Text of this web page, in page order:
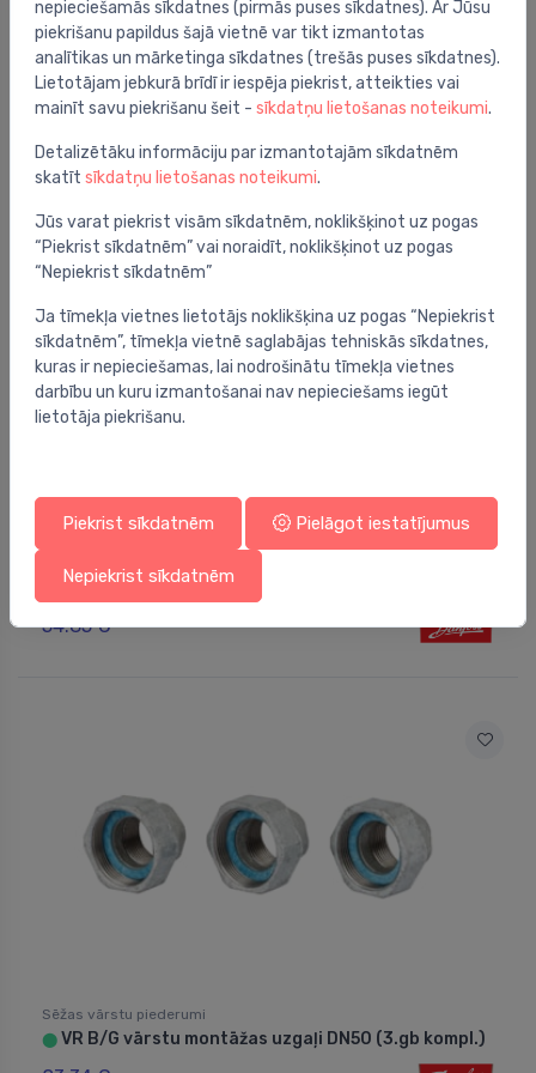
Sēžas vārstu piederumi
VB2 vārsta blīvslēgs, DN15-50
Adapteris VRG (jaunais)
54.85 €
Sēžas vārstu piederumi
⬤ VR B/G vārstu montāžas uzgaļi DN50 (3.gb kompl.)
nepieciešamās sīkdatnes (pirmās puses sīkdatnes). Ar Jūsu
piekrišanu papildus šajā vietnē var tikt izmantotas
analītikas un mārketinga sīkdatnes (trešās puses sīkdatnes).
Lietotājam jebkurā brīdī ir iespēja piekrist, atteikties vai
mainīt savu piekrišanu šeit - sīkdatņu lietošanas noteikumi.
Detalizētāku informāciju par izmantotajām sīkdatnēm
skatīt sīkdatņu lietošanas noteikumi.
Jūs varat piekrist visām sīkdatnēm, noklikšķinot uz pogas
“Piekrist sīkdatnēm” vai noraidīt, noklikšķinot uz pogas
“Nepiekrist sīkdatnēm”
Ja tīmekļa vietnes lietotājs noklikšķina uz pogas “Nepiekrist
sīkdatnēm”, tīmekļa vietnē saglabājas tehniskās sīkdatnes,
kuras ir nepieciešamas, lai nodrošinātu tīmekļa vietnes
darbību un kuru izmantošanai nav nepieciešams iegūt
lietotāja piekrišanu.
Piekrist sīkdatnēm Pielāgot iestatījumus
Nepiekrist sīkdatnēm